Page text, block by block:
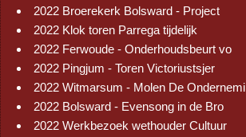
2022 Broerekerk Bolsward - Project
2022 Klok toren Parrega tijdelijk
2022 Ferwoude - Onderhoudsbeurt vo
2022 Pingjum - Toren Victoriustsjer
2022 Witmarsum - Molen De Ondernemi
2022 Bolsward - Evensong in de Bro
2022 Werkbezoek wethouder Cultuur